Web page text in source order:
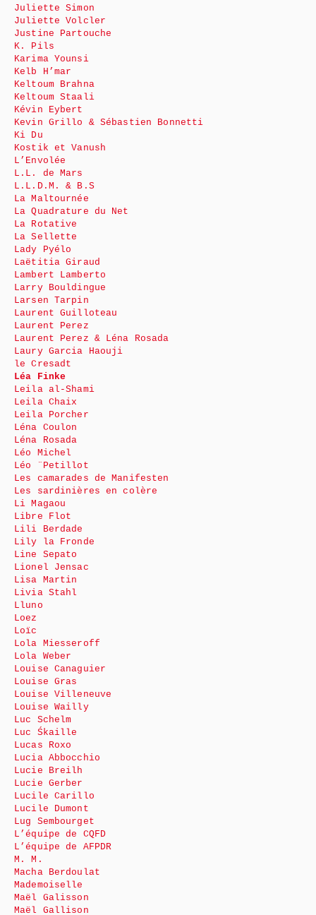
Juliette Simon
Juliette Volcler
Justine Partouche
K. Pils
Karima Younsi
Kelb H’mar
Keltoum Brahna
Keltoum Staali
Kévin Eybert
Kevin Grillo & Sébastien Bonnetti
Ki Du
Kostik et Vanush
L’Envolée
L.L. de Mars
L.L.D.M. & B.S
La Maltournée
La Quadrature du Net
La Rotative
La Sellette
Lady Pyélo
Laëtitia Giraud
Lambert Lamberto
Larry Bouldingue
Larsen Tarpin
Laurent Guilloteau
Laurent Perez
Laurent Perez & Léna Rosada
Laury Garcia Haouji
le Cresadt
Léa Finke
Leila al-Shami
Leila Chaix
Leila Porcher
Léna Coulon
Léna Rosada
Léo Michel
Léo ¨Petillot
Les camarades de Manifesten
Les sardinières en colère
Li Magaou
Libre Flot
Lili Berdade
Lily la Fronde
Line Sepato
Lionel Jensac
Lisa Martin
Livia Stahl
Lluno
Loez
Loïc
Lola Miesseroff
Lola Weber
Louise Canaguier
Louise Gras
Louise Villeneuve
Louise Wailly
Luc Schelm
Luc Śkaille
Lucas Roxo
Lucia Abbocchio
Lucie Breilh
Lucie Gerber
Lucile Carillo
Lucile Dumont
Lug Sembourget
L’équipe de CQFD
L’équipe de AFPDR
M. M.
Macha Berdoulat
Mademoiselle
Maël Galisson
Maël Gallison